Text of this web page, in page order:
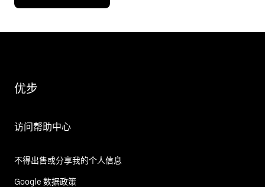
优步
访问帮助中心
不得出售或分享我的个人信息
Google 数据政策